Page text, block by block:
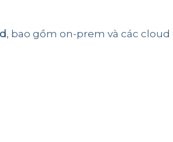
, bao gồm on-prem và các